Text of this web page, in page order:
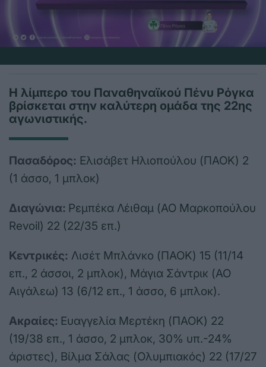
Η λίμπερο του Παναθηναϊκού Πένυ Ρόγκα
βρίσκεται στην καλύτερη ομάδα της 22ης
αγωνιστικής.
Πασαδόρος: Ελισάβετ Ηλιοπούλου (ΠΑΟΚ) 2
(1 άσσο, 1 μπλοκ)
Διαγώνια: Ρεμπέκα Λέιθαμ (ΑΟ Μαρκοπούλου
Revoil) 22 (22/35 επ.)
Κεντρικές: Λισέτ Μπλάνκο (ΠΑΟΚ) 15 (11/14
επ., 2 άσσοι, 2 μπλοκ), Μάγια Σάντρικ (ΑΟ
Αιγάλεω) 13 (6/12 επ., 1 άσσο, 6 μπλοκ).
Ακραίες: Ευαγγελία Μερτέκη (ΠΑΟΚ) 22
(19/38 επ., 1 άσσο, 2 μπλοκ, 30% υπ.-24%
άριστες), Βίλμα Σάλας (Ολυμπιακός) 22 (17/27